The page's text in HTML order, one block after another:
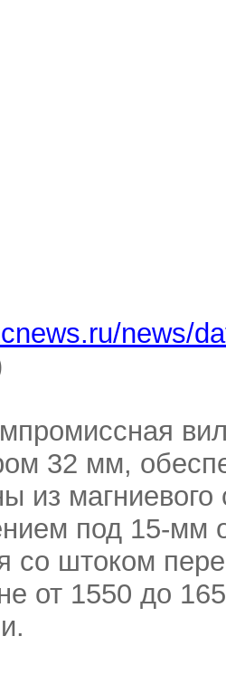
news/
32 мм,
из
под 15-мм
со штоком
от 1550 до